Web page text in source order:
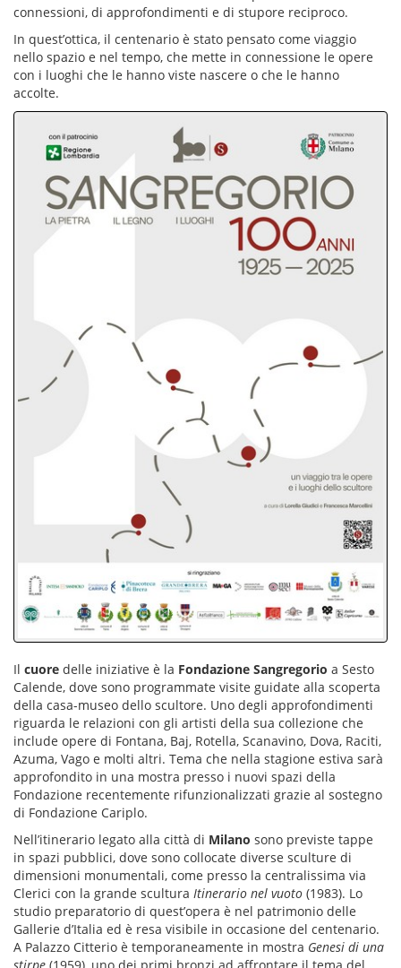
connessioni, di approfondimenti e di stupore reciproco.
In quest’ottica, il centenario è stato pensato come viaggio
nello spazio e nel tempo, che mette in connessione le opere
con i luoghi che le hanno viste nascere o che le hanno
accolte.
Il cuore delle iniziative è la Fondazione Sangregorio a Sesto
Calende, dove sono programmate visite guidate alla scoperta
della casa-museo dello scultore. Uno degli approfondimenti
riguarda le relazioni con gli artisti della sua collezione che
include opere di Fontana, Baj, Rotella, Scanavino, Dova, Raciti,
Azuma, Vago e molti altri. Tema che nella stagione estiva sarà
approfondito in una mostra presso i nuovi spazi della
Fondazione recentemente rifunzionalizzati grazie al sostegno
di Fondazione Cariplo.
Nell’itinerario legato alla città di Milano sono previste tappe
in spazi pubblici, dove sono collocate diverse sculture di
dimensioni monumentali, come presso la centralissima via
Clerici con la grande scultura Itinerario nel vuoto (1983). Lo
studio preparatorio di quest’opera è nel patrimonio delle
Gallerie d’Italia ed è resa visibile in occasione del centenario.
A Palazzo Citterio è temporaneamente in mostra Genesi di una